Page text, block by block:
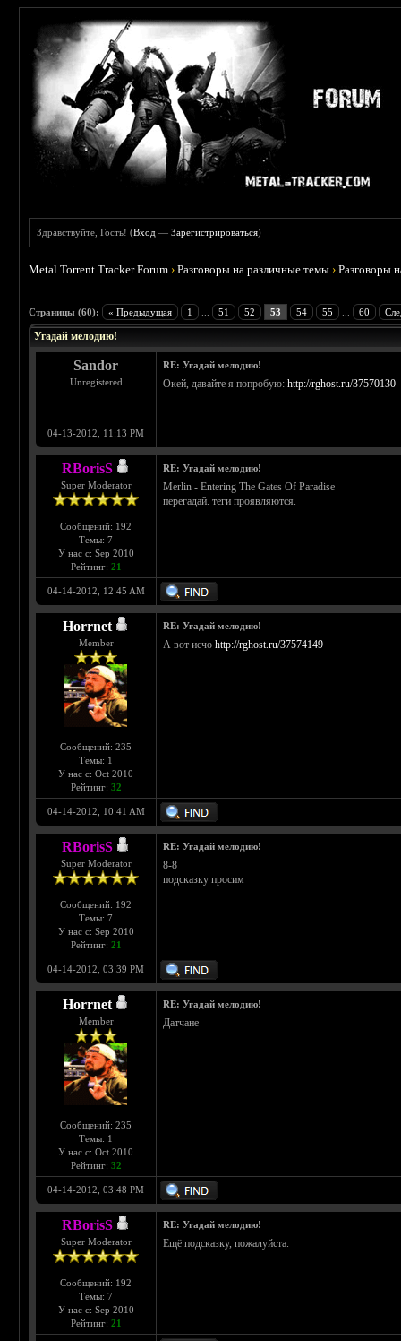
Здравствуйте, Гость! (Вход —Зарегистрироваться)
Metal Torrent Tracker Forum ›Разговоры на различные темы ›Разговоры
Страницы (60): « Предыдущая 1 51 52 53 54 55 60
Угадай мелодию!
Sandor
Unregistered
RE: Угадай мелодию!
Окей, давайте я попробую:http://rghost.ru/37570130
04-13-2012, 11:13 PM
RBorisS
Super Moderator
Сообщений: 192
Темы: 7
У нас с: Sep 2010
Рейтинг: 21
RE: Угадай мелодию!
Merlin - Entering The Gates Of Paradise
перегадай. теги проявляются.
04-14-2012, 12:45 AM
Horrnet
Member
Сообщений: 235
Темы: 1
У нас с: Oct 2010
Рейтинг: 32
RE: Угадай мелодию!
А вот исчоhttp://rghost.ru/37574149
04-14-2012, 10:41 AM
RBorisS
Super Moderator
Сообщений: 192
Темы: 7
У нас с: Sep 2010
Рейтинг: 21
RE: Угадай мелодию!
8-8
подсказку просим
04-14-2012, 03:39 PM
Horrnet
Member
Сообщений: 235
Темы: 1
У нас с: Oct 2010
Рейтинг: 32
RE: Угадай мелодию!
Датчане
04-14-2012, 03:48 PM
RBorisS
Super Moderator
Сообщений: 192
Темы: 7
У нас с: Sep 2010
Рейтинг: 21
RE: Угадай мелодию!
Ещё подсказку, пожалуйста.